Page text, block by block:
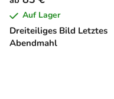
Dreiteiliges Bild Letztes
Abendmahl
Auf Lager